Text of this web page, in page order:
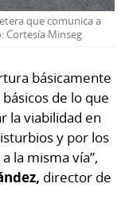
que comunica a
Cortesía Minseg
básicamente
de lo que
la viabilidad en
y por los
la misma vía”,
director de